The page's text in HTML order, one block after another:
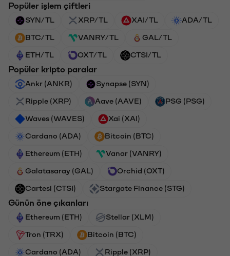
Popüler işlem çiftleri
SYN/TL XRP/TL XAI/TL ADA/TL
BTC/TL VANRY/TL GAL/TL
ETH/TL OXT/TL CTSI/TL
Popüler kripto paralar
Ankr (ANKR) Synapse (SYN)
Ripple (XRP) Aave (AAVE) PSG (PSG)
Waves (WAVES) Xai (XAI)
Cardano (ADA) Bitcoin (BTC)
Ethereum (ETH) Vanar (VANRY)
Galatasaray (GAL) Orchid (OXT)
Cartesi (CTSI) Stargate Finance (STG)
Günün öne çıkanları
Ethereum (ETH) Stellar (XLM)
Tron (TRX) Bitcoin (BTC)
Cardano (ADA) Ripple (XRP)